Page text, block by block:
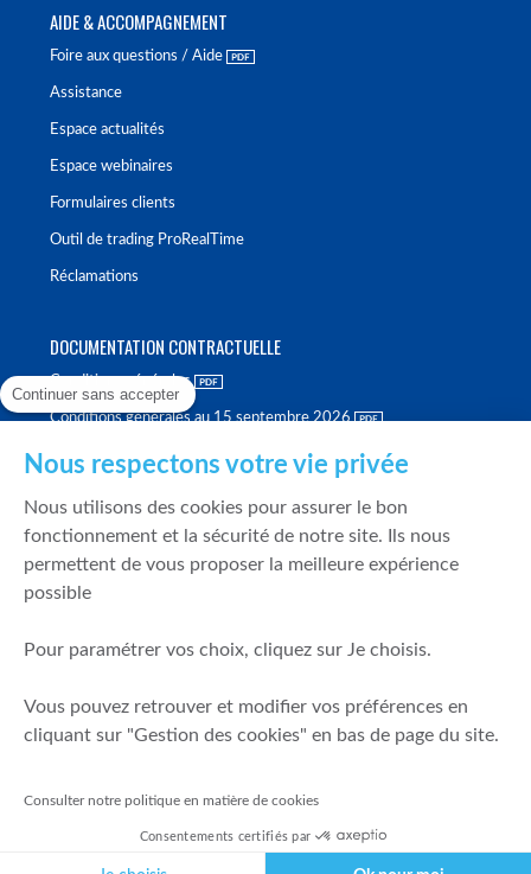
AIDE & ACCOMPAGNEMENT
Foire aux questions / Aide
Assistance
Espace actualités
Espace webinaires
Formulaires clients
Outil de trading ProRealTime
Réclamations
DOCUMENTATION CONTRACTUELLE
Conditions générales
Conditions générales au 15 septembre 2026
Politique de meilleure sélection
Politique de durabilité
Fonds de garantie des dépôts et de résolution
Mentions légales
Prévention de la fraude
Politique de gestion des conflits d'intérêts
Continuer sans accepter
Nous respectons votre vie privée
Nous utilisons des cookies pour assurer le bon
fonctionnement et la sécurité de notre site. Ils nous
permettent de vous proposer la meilleure expérience
possible
Pour paramétrer vos choix, cliquez sur Je choisis.
Vous pouvez retrouver et modifier vos préférences en
cliquant sur "Gestion des cookies" en bas de page du site.
Consulter notre politique en matière de cookies
Consentements certifiés par